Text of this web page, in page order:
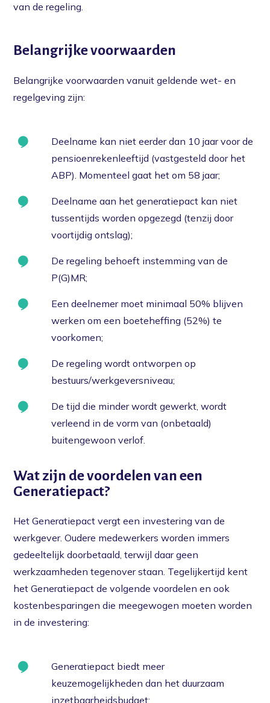
Voorkomen
Vergoedingen
van de regeling.
Belangrijke voorwaarden
Belangrijke voorwaarden vanuit geldende wet- en
regelgeving zijn:
Deelname kan niet eerder dan 10 jaar voor de
pensioenrekenleeftijd (vastgesteld door het
ABP). Momenteel gaat het om 58 jaar;
Deelname aan het generatiepact kan niet
tussentijds worden opgezegd (tenzij door
voortijdig ontslag);
De regeling behoeft instemming van de
P(G)MR;
Een deelnemer moet minimaal 50% blijven
werken om een boeteheffing (52%) te
voorkomen;
De regeling wordt ontworpen op
bestuurs/werkgeversniveau;
De tijd die minder wordt gewerkt, wordt
verleend in de vorm van (onbetaald)
buitengewoon verlof.
Wat zijn de voordelen van een
Generatiepact?
Het Generatiepact vergt een investering van de
werkgever. Oudere medewerkers worden immers
gedeeltelijk doorbetaald, terwijl daar geen
werkzaamheden tegenover staan. Tegelijkertijd kent
het Generatiepact de volgende voordelen en ook
kostenbesparingen die meegewogen moeten worden
in de investering:
Generatiepact biedt meer
keuzemogelijkheden dan het duurzaam
inzetbaarheidsbudget;